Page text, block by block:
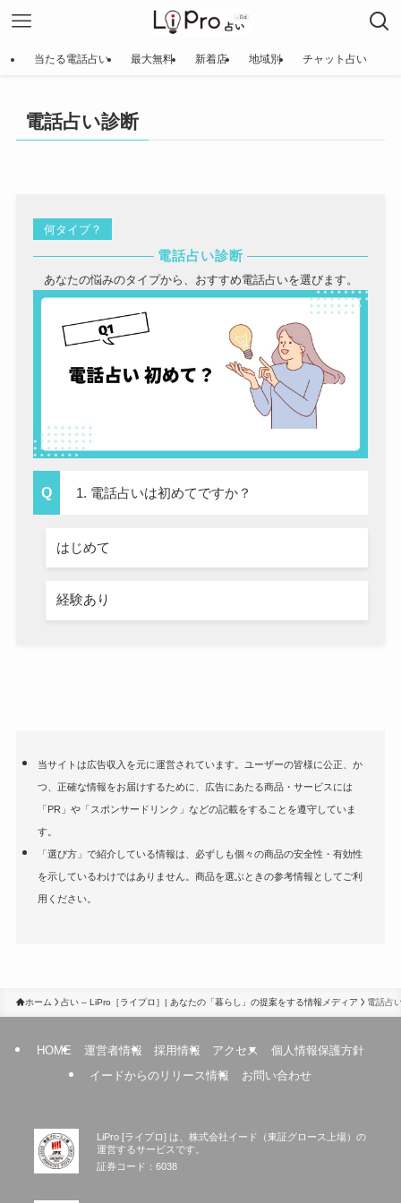
当たる電話占い 最大無料 新着店 地域別 チャット占い
電話占い診断
何タイプ？
電話占い診断
あなたの悩みのタイプから、おすすめ電話占いを選びます。
1. 電話占いは初めてですか？
はじめて
経験あり
当サイトは広告収入を元に運営されています。ユーザーの皆様に公正、か
つ、正確な情報をお届けするために、広告にあたる商品・サービスには
「PR」や「スポンサードリンク」などの記載をすることを遵守していま
す。
「選び方」で紹介している情報は、必ずしも個々の商品の安全性・有効性
を示しているわけではありません。商品を選ぶときの参考情報としてご利
用ください。
ホーム 占い – LiPro［ライプロ］| あなたの「暮らし」の提案をする情報メディア 電話占
HOME 運営者情報 採用情報 アクセス
個人情報保護方針
イードからのリリース情報
お問い合わせ
LiPro [ライプロ] は、株式会社イード（東証グロース上場）の
運営するサービスです。
証券コード：6038